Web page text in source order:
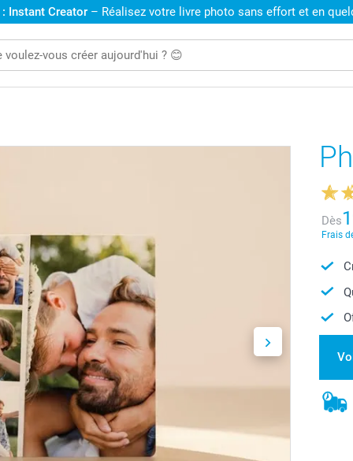
: Instant Creator – Réalisez votre livre photo sans effort et en
Dès
Frais